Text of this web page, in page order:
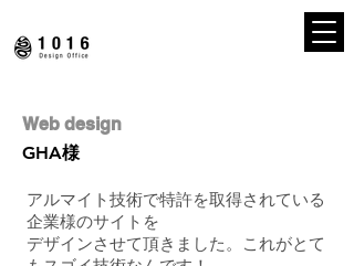
Web design
GHA様
アルマイト技術で特許を取得されている
企業様のサイトを
​デザインさせて頂きました。これがとて